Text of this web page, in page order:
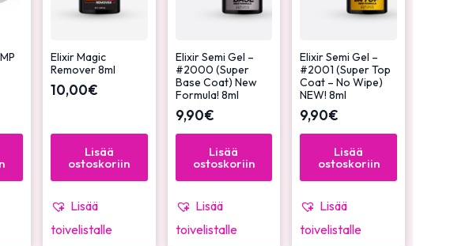
Elixir Magic
Remover 8ml
10,00€
Lisää
ostoskoriin
Lisää
toivelistalle
Elixir Semi Gel –
#2000 (Super
Base Coat) New
Formula! 8ml
9,90€
Lisää
ostoskoriin
Lisää
toivelistalle
Elixir Semi Gel –
#2001 (Super Top
Coat – No Wipe)
NEW! 8ml
9,90€
Lisää
ostoskoriin
Lisää
toivelistalle